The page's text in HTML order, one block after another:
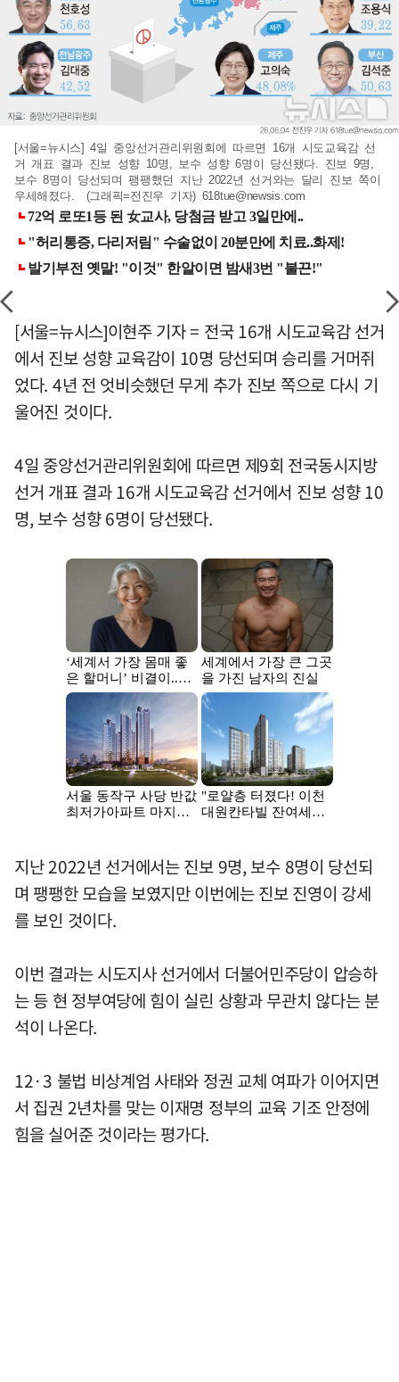
[서울=뉴시스] 4일 중앙선거관리위원회에 따르면 16개 시도교육감 선
거 개표 결과 진보 성향 10명, 보수 성향 6명이 당선됐다. 진보 9명,
보수 8명이 당선되며 팽팽했던 지난 2022년 선거와는 달리 진보 쪽이
우세해졌다. (그래픽=전진우 기자) 618tue@newsis.com
[서울=뉴시스]이현주 기자 = 전국 16개 시도교육감 선거
에서 진보 성향 교육감이 10명 당선되며 승리를 거머쥐
었다. 4년 전 엇비슷했던 무게 추가 진보 쪽으로 다시 기
울어진 것이다.
4일 중앙선거관리위원회에 따르면 제9회 전국동시지방
선거 개표 결과 16개 시도교육감 선거에서 진보 성향 10
명, 보수 성향 6명이 당선됐다.
지난 2022년 선거에서는 진보 9명, 보수 8명이 당선되
며 팽팽한 모습을 보였지만 이번에는 진보 진영이 강세
를 보인 것이다.
이번 결과는 시도지사 선거에서 더불어민주당이 압승하
는 등 현 정부여당에 힘이 실린 상황과 무관치 않다는 분
석이 나온다.
12·3 불법 비상계엄 사태와 정권 교체 여파가 이어지면
서 집권 2년차를 맞는 이재명 정부의 교육 기조 안정에
힘을 실어준 것이라는 평가다.